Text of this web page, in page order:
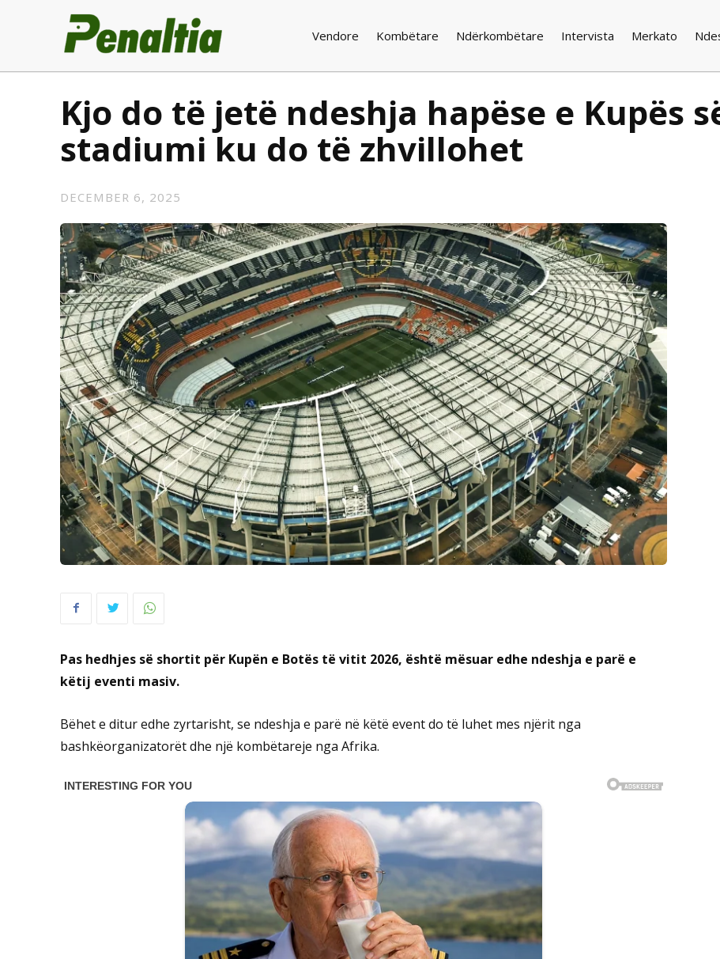
Vendore Kombëtare Ndërkombëtare Intervista Merkato
Kjo do të jetë ndeshja hapëse e Kupës
stadiumi ku do të zhvillohet
DECEMBER 6, 2025
Pas hedhjes së shortit për Kupën e Botës të vitit 2026, është mësuar edhe ndeshja e parë e
këtij eventi masiv.
Bëhet e ditur edhe zyrtarisht, se ndeshja e parë në këtë event do të luhet mes njërit nga
bashkëorganizatorët dhe një kombëtareje nga Afrika.